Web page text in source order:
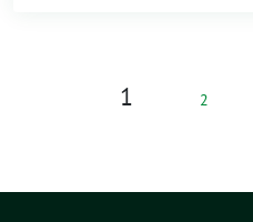
1 2